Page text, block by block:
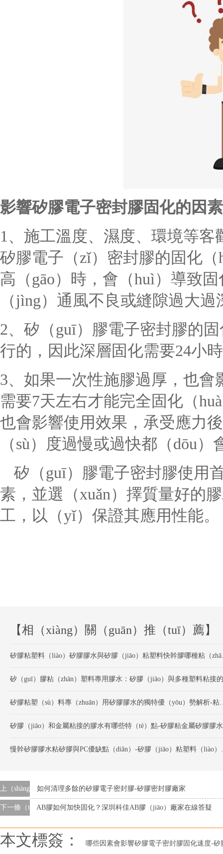
影響矽膠電子密封膠固化的因素
1、施工溫度、濕度、環境等
矽膠電子（zǐ）密封膠的固化
高（gāo）時，會（huì）導致
（jìng）通風不良或縫隙過大
2、矽（guī）膠電子密封膠的
行的，因此深層固化需要24小
3、 如果一次性施膠過厚，也會
需要7天左右才能完全固化（
也會影響使用效果，承受應力
（sù）度過慢或過快都（dōu
矽（guī）膠電子密封膠使用
素，並選（xuǎn）擇質量好的
工，以（yǐ）保證其應用性能。
【相（xiàng）關（guān）推（tuī）薦】
矽膠粘塑
矽膠粘塑（sù）料專（
矽膠（jiāo）和金屬粘接的膠水有哪些特（tè）點-矽膠粘金屬矽膠膠水
慢幹矽膠
上（shàng）一條如何清理多餘的矽膠電子密封膠-矽膠密封膠廠家
下一條（tiáo）AB膠如何加快固化？深圳科佳AB膠（jiāo）廠家在線答疑
本文標簽： 哪些因素會影響矽膠電子密封膠固化速度-矽